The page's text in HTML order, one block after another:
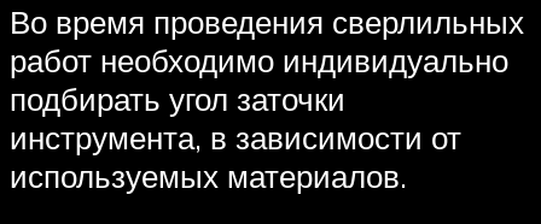
Во время проведения сверлильных
работ необходимо индивидуально
подбирать угол заточки
инструмента, в зависимости от
используемых материалов.